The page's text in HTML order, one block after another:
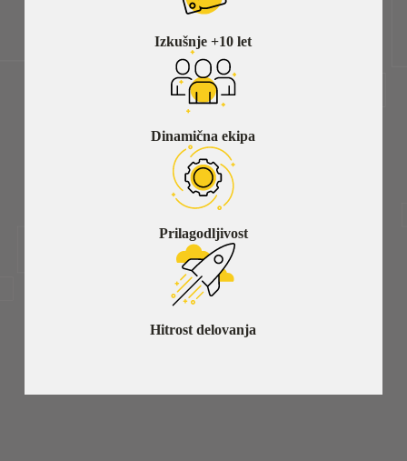
Izkušnje +10 let
Dinamična ekipa
Prilagodljivost
Hitrost delovanja